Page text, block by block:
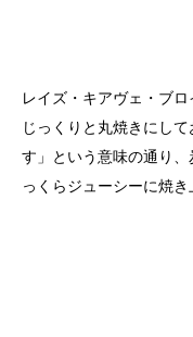
レイズ・キアヴェ・ブ
じっくりと丸焼きにし
す」という意味の通り
っくらジューシーに焼き